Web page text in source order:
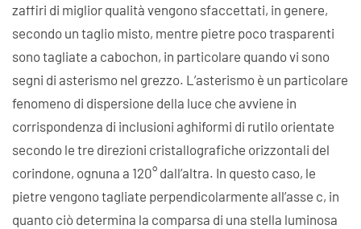
zaffiri di miglior qualità vengono sfaccettati, in genere,
secondo un taglio misto, mentre pietre poco trasparenti
sono tagliate a cabochon, in particolare quando vi sono
segni di asterismo nel grezzo. L’asterismo è un particolare
fenomeno di dispersione della luce che avviene in
corrispondenza di inclusioni aghiformi di rutilo orientate
secondo le tre direzioni cristallografiche orizzontali del
corindone, ognuna a 120° dall’altra. In questo caso, le
pietre vengono tagliate perpendicolarmente all’asse c, in
quanto ciò determina la comparsa di una stella luminosa